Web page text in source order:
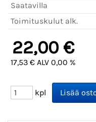
Saatavilla
Toimituskulut alk.
22,00 €
17,53 € ALV 0,00 %
kpl